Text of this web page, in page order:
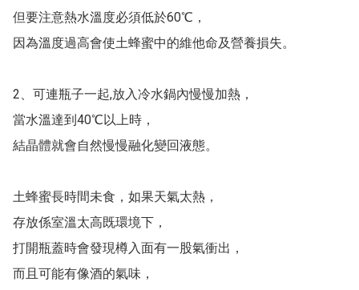
但要注意熱水溫度必須低於60℃，
因為溫度過高會使土蜂蜜中的維他命及營養損失。
2、可連瓶子一起,放入冷水鍋內慢慢加熱，
當水溫達到40℃以上時，
結晶體就會自然慢慢融化變回液態。
土蜂蜜長時間未食，如果天氣太熱，
存放係室溫太高既環境下，
打開瓶蓋時會發現樽入面有一股氣衝出，
而且可能有像酒的氣味，